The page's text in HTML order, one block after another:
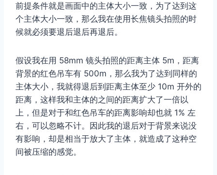
前提条件就是画面中的主体大小一致，为了达到这
个主体大小一致，那么我在使用长焦镜头拍照的时
候就必须要退后退后再退后。
假设我在用 58mm 镜头拍照的距离主体 5m，距离
背景的红色吊车有 500m，那么我为了达到同样的
主体大小，我就得退后到距离主体至少 10m 开外的
距离，这样我和主体的之间的距离扩大了一倍以
上，但是对于和红色吊车的距离影响却也就 1% 左
右，可以忽略不计。因此我的退后对于背景来说没
有影响，却是相当于放大了主体，就造成了这种空
间被压缩的感觉。